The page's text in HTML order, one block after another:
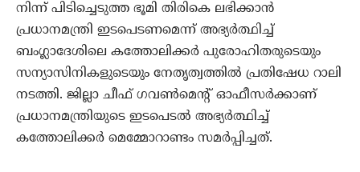
നിന്ന് പിടിച്ചെടുത്ത ഭൂമി തിരികെ ലഭിക്കാന്‍
പ്രധാനമന്ത്രി ഇടപെടണമെന്ന് അഭ്യര്‍ത്ഥിച്ച്
ബംഗ്ലാദേശിലെ കത്തോലിക്കര്‍ പുരോഹിതരുടെയും
സന്യാസിനികളുടെയും നേതൃത്വത്തില്‍ പ്രതിഷേധ റാലി
നടത്തി. ജില്ലാ ചീഫ് ഗവണ്‍മെന്റ് ഓഫീസര്‍ക്കാണ്
പ്രധാനമന്ത്രിയുടെ ഇടപെടല്‍ അഭ്യര്‍ത്ഥിച്ച്
കത്തോലിക്കര്‍ മെമ്മോറാണ്ടം സമര്‍പ്പിച്ചത്.